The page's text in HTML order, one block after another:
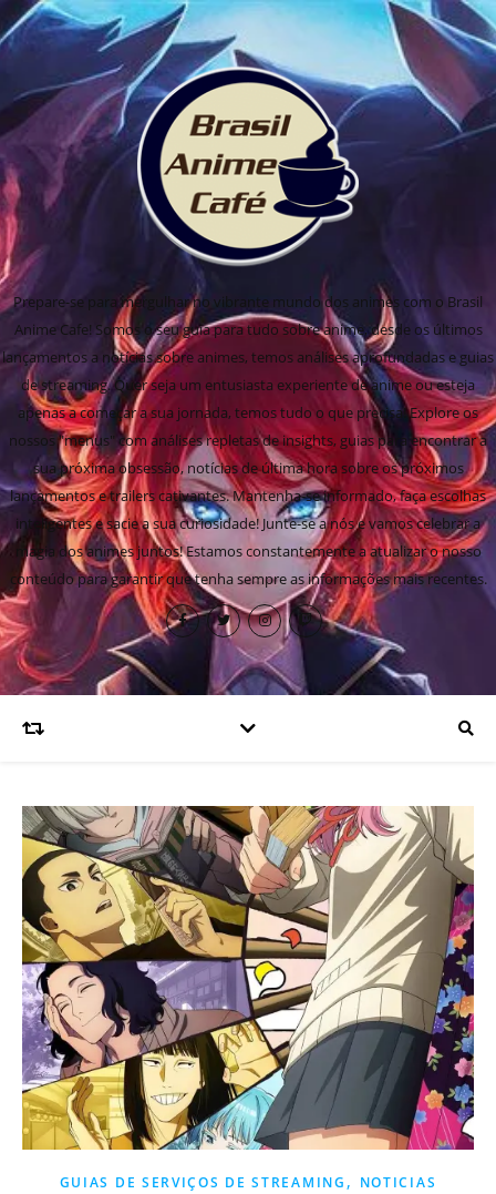
Prepare-se para mergulhar no vibrante mundo dos animes com o Brasil
Anime Cafe! Somos o seu guia para tudo sobre anime, desde os últimos
lançamentos a notícias sobre animes, temos análises aprofundadas e guias
de streaming. Quer seja um entusiasta experiente de anime ou esteja
apenas a começar a sua jornada, temos tudo o que precisa! Explore os
nossos "menus" com análises repletas de insights, guias para encontrar a
sua próxima obsessão, notícias de última hora sobre os próximos
lançamentos e trailers cativantes. Mantenha-se informado, faça escolhas
inteligentes e sacie a sua curiosidade! Junte-se a nós e vamos celebrar a
magia dos animes juntos! Estamos constantemente a atualizar o nosso
conteúdo para garantir que tenha sempre as informações mais recentes.
GUIAS DE SERVIÇOS DE STREAMING , NOTICIAS